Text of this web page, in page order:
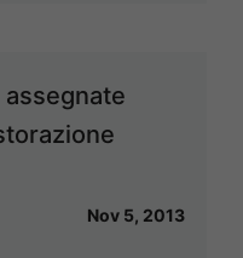
Nov 5, 2013